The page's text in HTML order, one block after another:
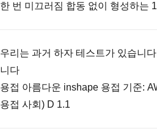
한 번 미끄러짐 합동 없이 형성하는
우리는 과거 하자 테스트가 있습니
니다
용접 아름다운 inshape 용접 기준:
용접 사회) D 1.1